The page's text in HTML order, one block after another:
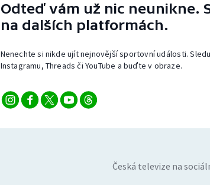
Odteď vám už nic neunikne.
na dalších platformách.
Nenechte si nikde ujít nejnovější sportovní události.
Instagramu, Threads či YouTube a buďte v obraze.
Česká televize na